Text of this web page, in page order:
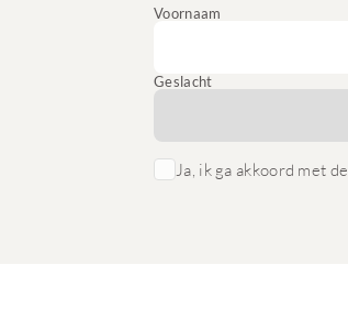
Voornaam
Geslacht
Ja, ik ga akkoord met de